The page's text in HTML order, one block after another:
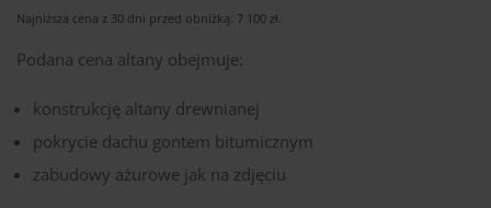
Najniższa cena z 30 dni przed obniżką: 7 100 zł.
Podana cena altany obejmuje:
konstrukcję altany drewnianej
pokrycie dachu gontem bitumicznym
zabudowy ażurowe jak na zdjęciu